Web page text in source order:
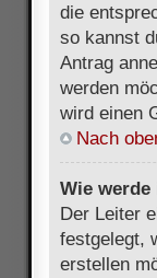
die
so kannst
Antrag
werden
wird einen
Nach
Wie
Der Leiter
festgelegt,
erstellen